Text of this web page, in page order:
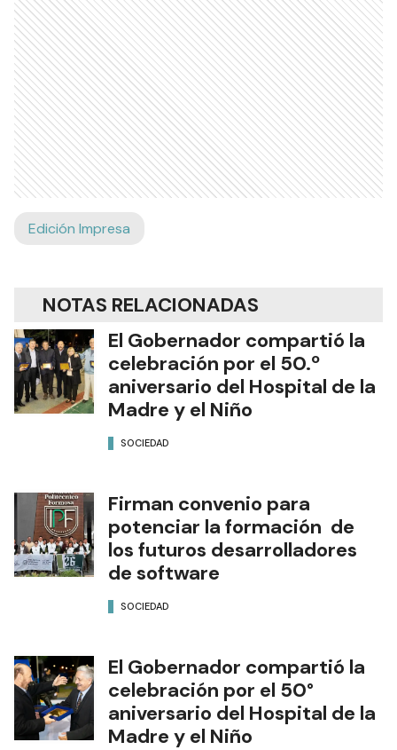
Edición Impresa
NOTAS RELACIONADAS
El Gobernador compartió la
celebración por el 50.º
aniversario del Hospital de la
Madre y el Niño
SOCIEDAD
Firman convenio para
potenciar la formación de
los futuros desarrolladores
de software
SOCIEDAD
El Gobernador compartió la
celebración por el 50°
aniversario del Hospital de la
Madre y el Niño